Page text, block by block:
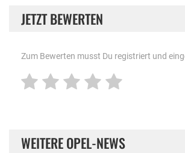
JETZT BEWERTEN
Zum Bewerten musst Du registriert und
WEITERE OPEL-NEWS